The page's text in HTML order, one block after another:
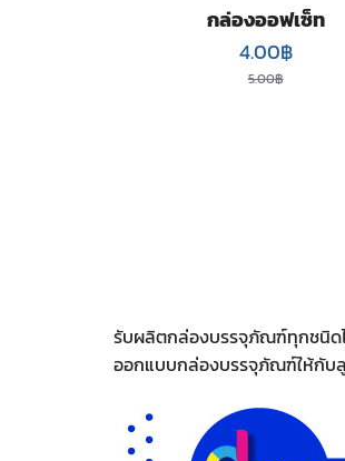
กล่องออฟเซ็ท
5.00฿
Original
price
4.00฿Current
รับผลิตกล่องบรรจุภัณฑ์ทุกชนิดไ
ออกแบบกล่องบรรจุภัณฑ์ให้กับลู